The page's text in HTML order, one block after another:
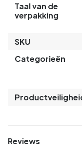
Taal van de
verpakking
SKU
Categorieën
Reviews